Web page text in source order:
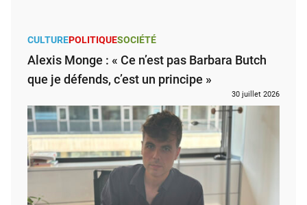
CULTUREPOLITIQUESOCIÉTÉ
Alexis Monge : « Ce n’est pas Barbara Butch
que je défends, c’est un principe »
30 juillet 2026